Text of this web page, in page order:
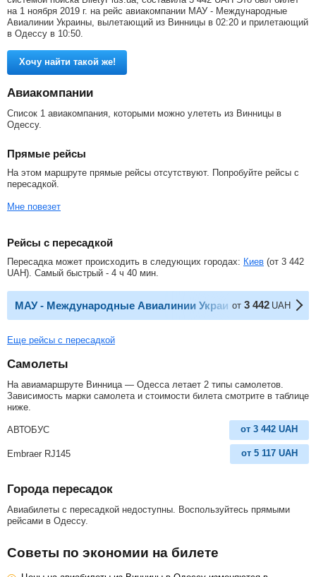
на 1 ноября 2019 г. на рейс авиакомпании МАУ - Международные
Авиалинии Украины, вылетающий из Винницы в 02:20 и прилетающий
в Одессу в 10:50.
Хочу найти такой же!
Авиакомпании
Список 1 авиакомпания, которыми можно улететь из Винницы в
Одессу.
Прямые рейсы
На этом маршруте прямые рейсы отсутствуют. Попробуйте рейсы с
пересадкой.
Мне повезет
Рейсы с пересадкой
Пересадка может происходить в следующих городах: Киев (от 3 442
UAH). Самый быстрый - 4 ч 40 мин.
МАУ - Международные Авиалинии Украины
от 3 442 UAH
Еще рейсы с пересадкой
Самолеты
На авиамаршруте Винница — Одесса летает 2 типы самолетов.
Зависимость марки самолета и стоимости билета смотрите в таблице
ниже.
АВТОБУС от 3 442 UAH
Embraer RJ145 от 5 117 UAH
Города пересадок
Авиабилеты с пересадкой недоступны. Воспользуйтесь прямыми
рейсами в Одессу.
Советы по экономии на билете